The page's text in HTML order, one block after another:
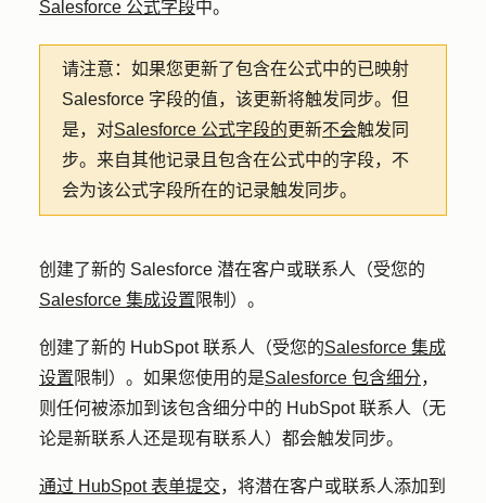
Salesforce 公式字段中。
请注意： 如果您更新了包含在公式中的已映射
Salesforce 字段的值，该更新将触发同步。但
是，对Salesforce 公式字段的更新不会触发同
步。来自其他记录且包含在公式中的字段，不
会为该公式字段所在的记录触发同步。
创建了新的 Salesforce 潜在客户或联系人（受您的
Salesforce 集成设置 限制）。
创建了新的 HubSpot 联系人（受您的Salesforce 集成
设置 限制）。如果您使用的是Salesforce 包含细分，
则任何被添加到该包含细分中的 HubSpot 联系人（无
论是新联系人还是现有联系人）都会触发同步。
通过 HubSpot 表单提交，将潜在客户或联系人添加到